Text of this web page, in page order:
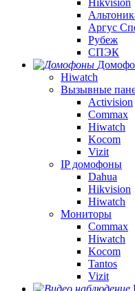
Hikvision
Аргус
Рубеж
СПЭК
Hiwatch
Вызывные
Activision
Commax
Hiwatch
Kocom
Vizit
IP домофоны
Dahua
Hikvision
Hiwatch
Мониторы
Commax
Hiwatch
Kocom
Tantos
Vizit